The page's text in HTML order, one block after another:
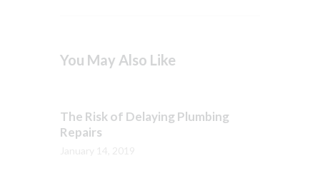
You May Also Like
The Risk of Delaying Plumbing
Repairs